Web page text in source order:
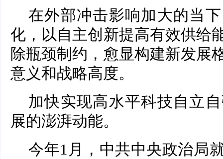
在外部冲击影响加大的当
化，以自主创新提高有效供给
除瓶颈制约，愈显构建新发展
意义和战略高度。
加快实现高水平科技自立
展的澎湃动能。
今年1月，中共中央政治局